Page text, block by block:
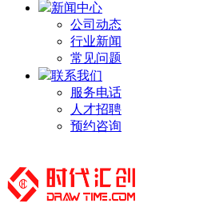
新闻中心
公司动态
行业新闻
常见问题
联系我们
服务电话
人才招聘
预约咨询